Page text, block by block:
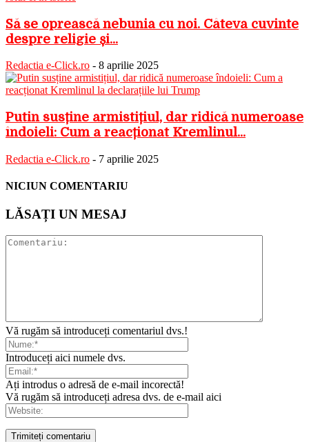
Să se oprească nebunia cu noi. Câteva cuvinte
despre religie și...
Redactia e-Click.ro - 8 aprilie 2025
Putin susține armistițiul, dar ridică numeroase
îndoieli: Cum a reacționat Kremlinul...
Redactia e-Click.ro - 7 aprilie 2025
NICIUN COMENTARIU
LĂSAȚI UN MESAJ
Vă rugăm să introduceți comentariul dvs.!
Introduceți aici numele dvs.
Ați introdus o adresă de e-mail incorectă!
Vă rugăm să introduceți adresa dvs. de e-mail aici